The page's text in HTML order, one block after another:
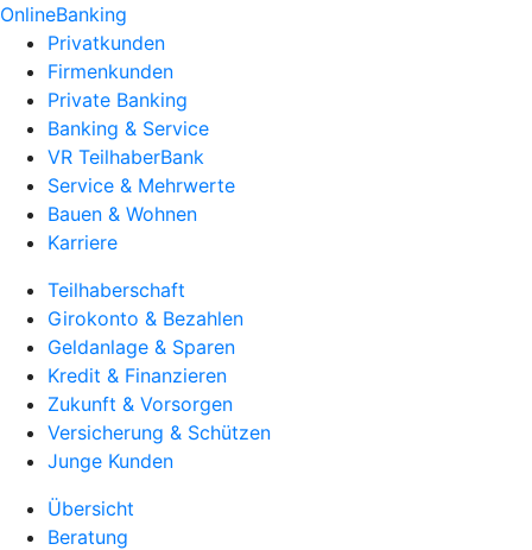
OnlineBanking
Privatkunden
Firmenkunden
Private Banking
Banking & Service
VR TeilhaberBank
Service & Mehrwerte
Bauen & Wohnen
Karriere
Teilhaberschaft
Girokonto & Bezahlen
Geldanlage & Sparen
Kredit & Finanzieren
Zukunft & Vorsorgen
Versicherung & Schützen
Junge Kunden
Übersicht
Beratung